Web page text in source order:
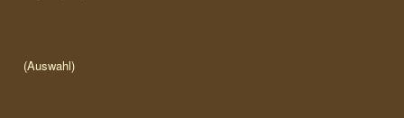
(Auswahl)